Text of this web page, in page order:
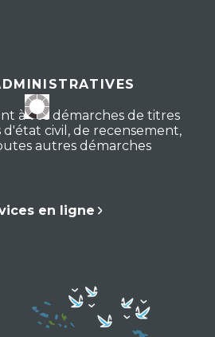
à vos démarches de titres
civil, de recensement,
autres démarches
en ligne